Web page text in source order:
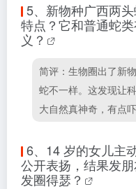
5、 新物种广西两
特点？它和普通蛇
义？
简评：生物圈出了新
蛇不一样。这发现让
大自然真神奇，有点吓
6、 14 岁的女儿主
公开表扬，结果发
发圈得瑟？